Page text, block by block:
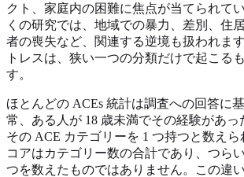
クト、家庭内の困難に焦点が当てられて
くの研究では、地域での暴力、差別、住
者の喪失など、関連する逆境も扱われま
トレスは、狭い一つの分類だけで起こる
す。
ほとんどの ACEs 統計は調査への回答に
常、ある人が 18 歳未満でその経験があっ
その ACE カテゴリーを 1 つ持つと数え
コアはカテゴリー数の合計であり、つら
つを数えたものではありません。この違